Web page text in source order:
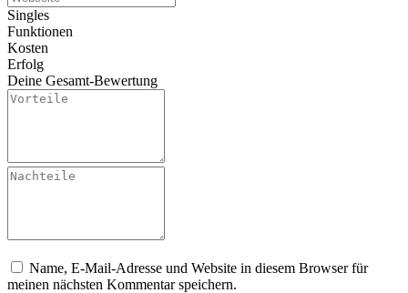
Singles
Funktionen
Kosten
Erfolg
Deine Gesamt-Bewertung
Name, E-Mail-Adresse und Website in diesem Browser für
meinen nächsten Kommentar speichern.